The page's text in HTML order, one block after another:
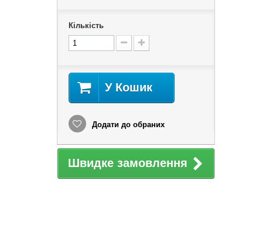
Кількість
У Кошик
Додати до обраних
Швидке замовлення